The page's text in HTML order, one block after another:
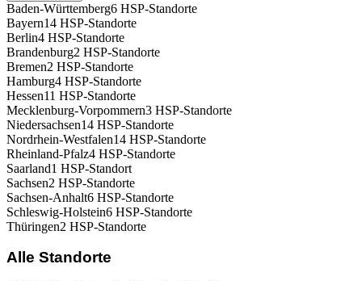
Baden-Württemberg6 HSP-Standorte
Bayern14 HSP-Standorte
Berlin4 HSP-Standorte
Brandenburg2 HSP-Standorte
Bremen2 HSP-Standorte
Hamburg4 HSP-Standorte
Hessen11 HSP-Standorte
Mecklenburg-Vorpommern3 HSP-Standorte
Niedersachsen14 HSP-Standorte
Nordrhein-Westfalen14 HSP-Standorte
Rheinland-Pfalz4 HSP-Standorte
Saarland1 HSP-Standort
Sachsen2 HSP-Standorte
Sachsen-Anhalt6 HSP-Standorte
Schleswig-Holstein6 HSP-Standorte
Thüringen2 HSP-Standorte
Alle Standorte